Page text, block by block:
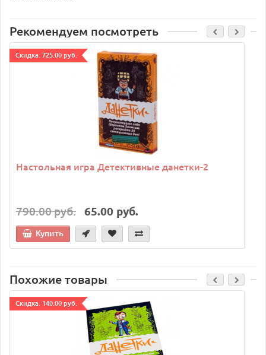
Рекомендуем посмотреть
Cкидка: 725.00 руб.
Настольная игра Детективные данетки-2
790.00 руб. 65.00 руб.
Купить
Похожие товары
Cкидка: 140.00 руб.